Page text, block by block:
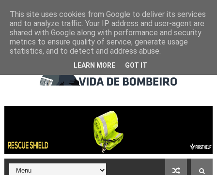
This site uses cookies from Google to deliver its services
and to analyze traffic. Your IP address and user-agent are
shared with Google along with performance and security
metrics to ensure quality of service, generate usage
statistics, and to detect and address abuse.
LEARN MORE GOT IT